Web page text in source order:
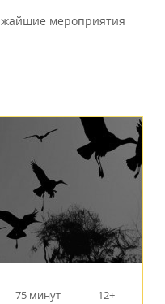
мероприятия
75 минут 12+